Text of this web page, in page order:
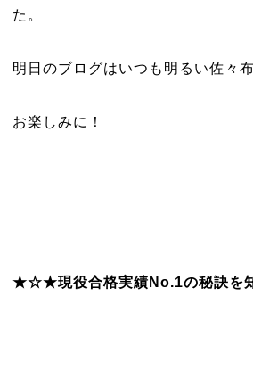
た。
明日のブログはいつも明るい佐々
お楽しみに！
★☆★現役合格実績No.1の秘訣